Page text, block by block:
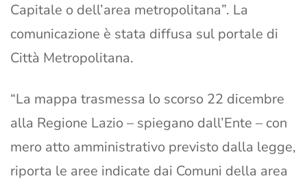
Capitale o dell’area metropolitana”. La
comunicazione è stata diffusa sul portale di
Città Metropolitana.
“La mappa trasmessa lo scorso 22 dicembre
alla Regione Lazio – spiegano dall’Ente – con
mero atto amministrativo previsto dalla legge,
riporta le aree indicate dai Comuni della area